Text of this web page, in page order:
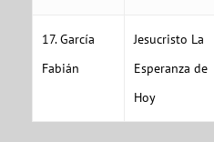
17. García
Fabián
Jesucristo La
Esperanza de
Hoy